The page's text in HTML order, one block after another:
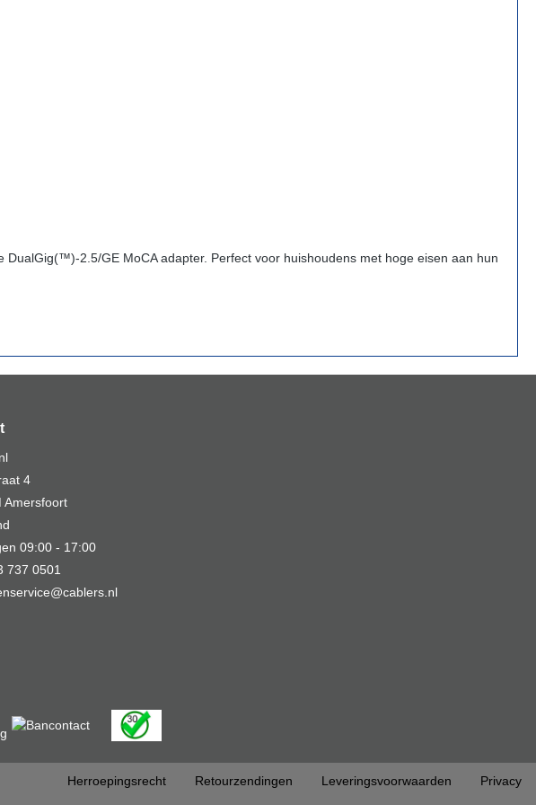
2.5/GE MoCA adapter. Perfect voor huishoudens met hoge eisen aan hun
4
Amersfoort
09:00 - 17:00
737 0501
Herroepingsrecht Retourzendingen Leveringsvoorwaarden Privacy